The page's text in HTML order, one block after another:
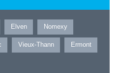
Elven Nomexy
Vieux-Thann Ermont